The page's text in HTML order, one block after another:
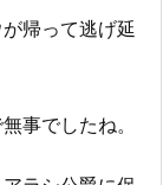
帰って逃げ延
事でしたね。